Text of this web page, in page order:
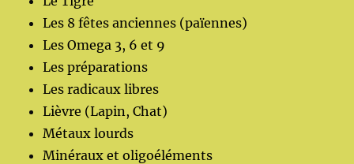
Les 8 fêtes anciennes (païennes)
Les Omega 3, 6 et 9
Les préparations
Les radicaux libres
Lièvre (Lapin, Chat)
Métaux lourds
Minéraux et oligoéléments